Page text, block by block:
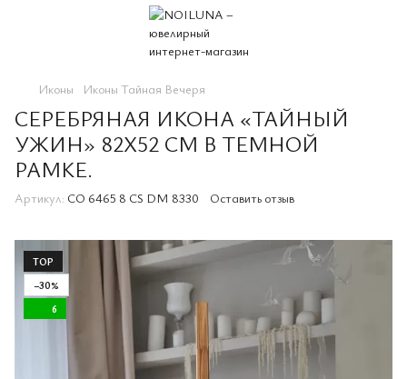
Иконы Иконы Тайная Вечеря
СЕРЕБРЯНАЯ ИКОНА «ТАЙНЫЙ
УЖИН» 82X52 СМ В ТЕМНОЙ
РАМКЕ.
Артикул: CO 6465 8 CS DM 8330 Оставить отзыв
TOP
−30%
6